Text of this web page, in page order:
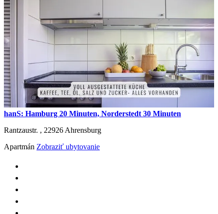
hanS: Hamburg 20 Minuten, Norderstedt 30 Minuten
Rantzaustr. , 22926 Ahrensburg
Apartmán Zobraziť ubytovanie